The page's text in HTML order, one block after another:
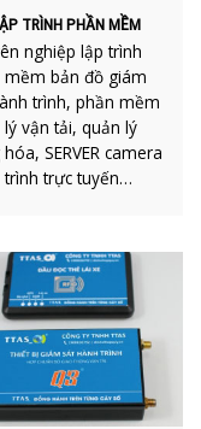
TRÌNH PHẦN MỀM
nghiệp lập trình
mềm bản đồ giám
trình, phần mềm
vận tải, quản lý
SERVER camera